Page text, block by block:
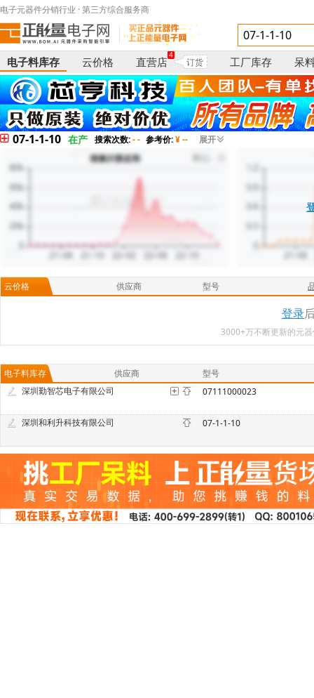
电子元器件分销行业 · 第三方综合服务商
电子料库存 云价格 直营店
4
订货 工厂库存 呆
07-1-1-10 在产 搜索次数:- - 参考价:¥ -- 展开
云价格 供应商 型号
登录
3000+万不断更新的元
电子料库存 供应商
型号
深圳勤智芯电子有限公司
07111000023
深圳和利升科技有限公司 07-1-1-10